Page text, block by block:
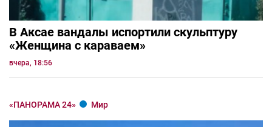
В Аксае вандалы испортили скульптуру
«Женщина с караваем»
вчера, 18:56
«ПАНОРАМА 24» Мир